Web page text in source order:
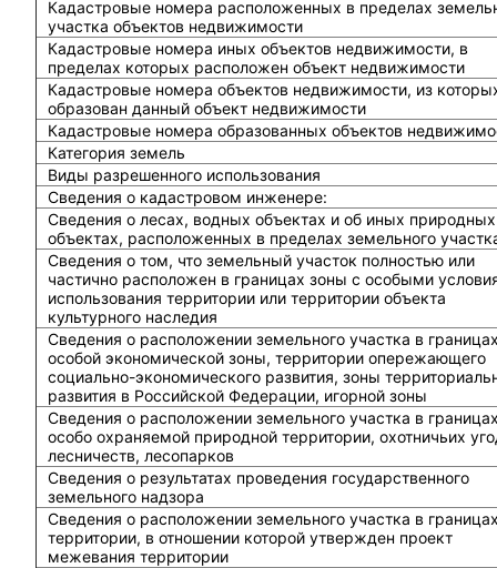
Кадастровые номера расположенных в пределах
участка объектов недвижимости
Кадастровые номера иных объектов недвижимости, в
пределах которых расположен объект недвижимости
Кадастровые номера объектов недвижимости, из
образован данный объект недвижимости
Кадастровые номера образованных объектов
Категория земель
Виды разрешенного использования
Сведения о кадастровом инженере:
Cведения о лесах, водных объектах и об иных природных
объектах, расположенных в пределах земельного
Сведения о том, что земельный участок полностью или
частично расположен в границах зоны с особыми
использования территории или территории объекта
культурного наследия
Сведения о расположении земельного участка в
особой экономической зоны, территории опережающего
социально-экономического развития, зоны
развития в Российской Федерации, игорной зоны
Сведения о расположении земельного участка в
особо охраняемой природной территории, охотничьих
лесничеств, лесопарков
Сведения о результатах проведения государственного
земельного надзора
Сведения о расположении земельного участка в
территории, в отношении которой утвержден проект
межевания территории